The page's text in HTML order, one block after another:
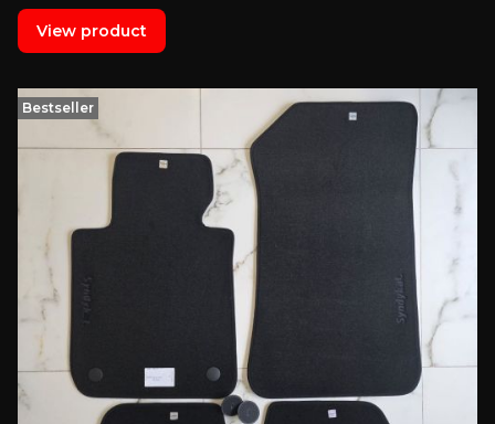
View product
Bestseller